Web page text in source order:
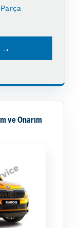
ve Onarım